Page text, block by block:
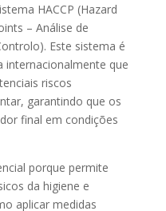
HACCP (Hazard
– Análise de
Este sistema é
internacionalmente que
riscos
garantindo que os
final em condições
porque permite
da higiene e
aplicar medidas